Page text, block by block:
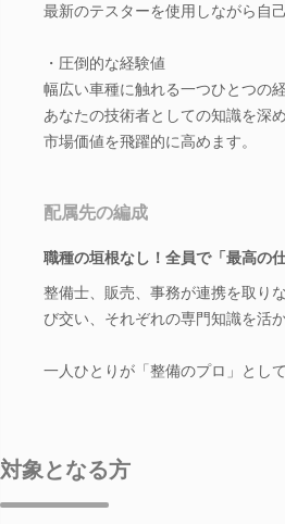
最新のテスターを使用しながら自
・圧倒的な経験値
幅広い車種に触れる一つひとつの経
あなたの技術者としての知識を深め
市場価値を飛躍的に高めます。
配属先の編成
職種の垣根なし！全員で「最高の
整備士、販売、事務が連携を取り
び交い、それぞれの専門知識を活
一人ひとりが「整備のプロ」とし
対象となる方